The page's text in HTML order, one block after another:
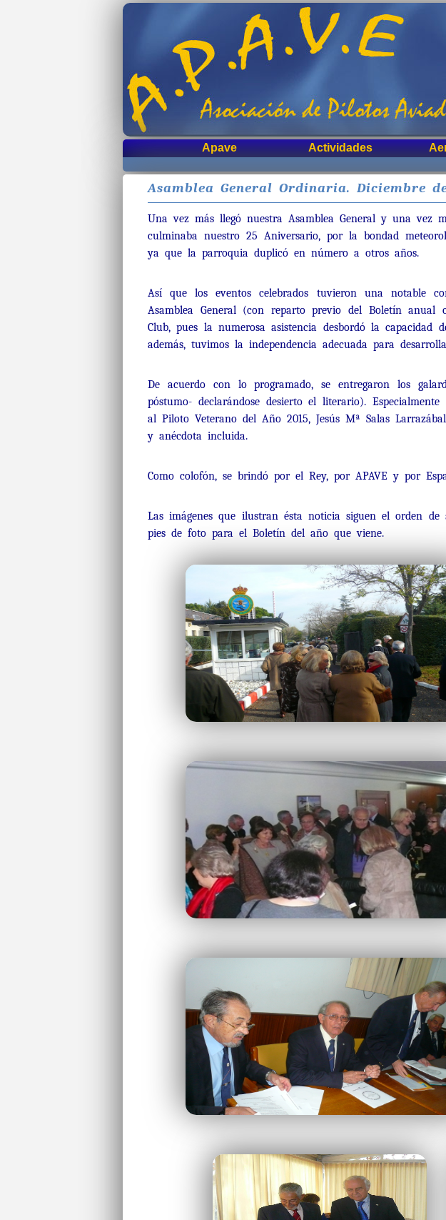
Apave Actividades
Asamblea General Ordinaria. Diciembre
Una vez más llegó nuestra Asamblea General y una vez
culminaba nuestro 25 Aniversario, por la bondad
ya que la parroquia duplicó en número a otros años.
Así que los eventos celebrados tuvieron una notable
Asamblea General (con reparto previo del Boletín
Club, pues la numerosa asistencia desbordó la
además, tuvimos la independencia adecuada para
De acuerdo con lo programado, se entregaron los
póstumo- declarándose desierto el literario).
al Piloto Veterano del Año 2015, Jesús Mª Salas
y anécdota incluida.
Como colofón, se brindó por el Rey, por APAVE y por
Las imágenes que ilustran ésta noticia siguen el orden
pies de foto para el Boletín del año que viene.